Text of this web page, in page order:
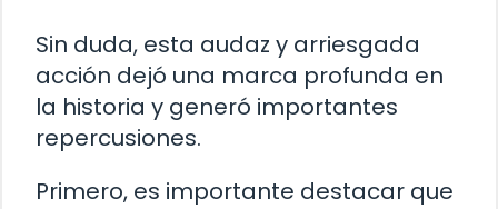
Sin duda, esta audaz y arriesgada
acción dejó una marca profunda en
la historia y generó importantes
repercusiones.
Primero, es importante destacar que